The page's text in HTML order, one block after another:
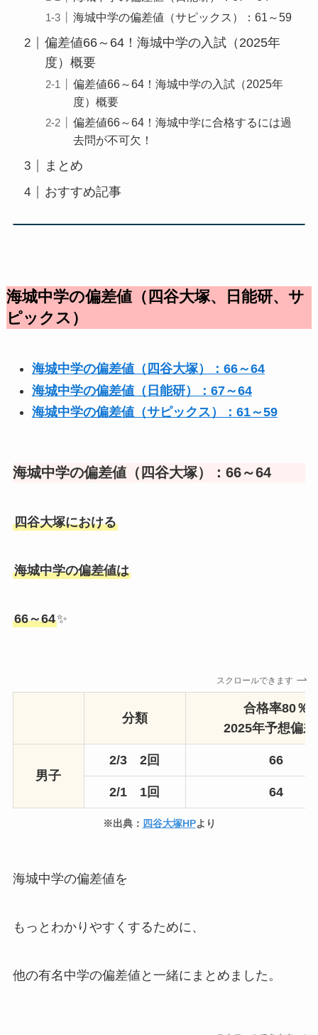
海城中学の偏差値（サピックス）：61～59
偏差値66～64！海城中学の入試（2025年
度）概要
偏差値66～64！海城中学の入試（2025年
度）概要
偏差値66～64！海城中学に合格するには過
去問が不可欠！
まとめ
おすすめ記事
海城中学の偏差値（四谷大塚、日能研、サ
ピックス）
海城中学の偏差値（四谷大塚）：66～64
海城中学の偏差値（日能研）：67～64
海城中学の偏差値（サピックス）：61～59
海城中学の偏差値（四谷大塚）：66～64
四谷大塚における
海城中学の偏差値は
66～64✨
スクロールできます
分類
合格率80％
2025年予想偏
男子
2/3 2回 66
2/1 1回 64
※出典： 四谷大塚HPより
海城中学の偏差値を
もっとわかりやすくするために、
他の有名中学の偏差値と一緒にまとめました。